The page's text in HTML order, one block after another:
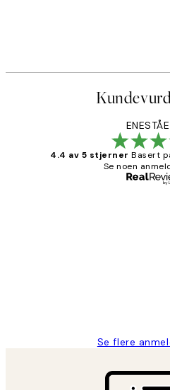
4.4 av 5 stjerner Basert
Se noen
Se flere